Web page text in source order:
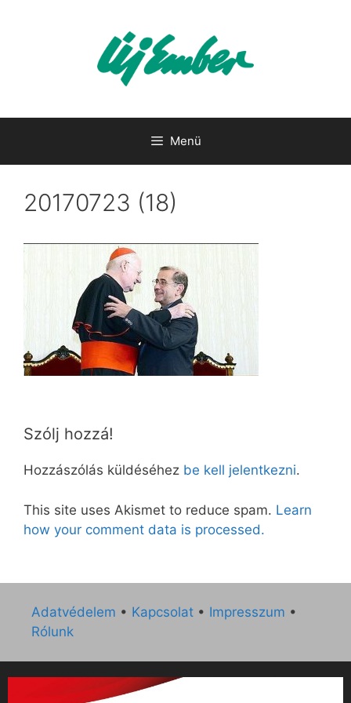
Menü
20170723 (18)
Szólj hozzá!
Hozzászólás küldéséhez be kell jelentkezni.
This site uses Akismet to reduce spam. Learn
how your comment data is processed.
Adatvédelem • Kapcsolat • Impresszum •
Rólunk